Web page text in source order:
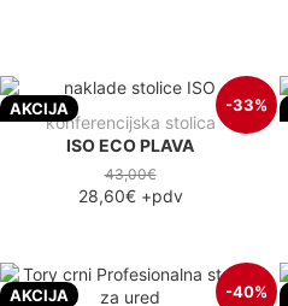
AKCIJA -33%
konferencijska stolica
ISO ECO PLAVA
43,00€
28,60€+pdv
AKCIJA -40%